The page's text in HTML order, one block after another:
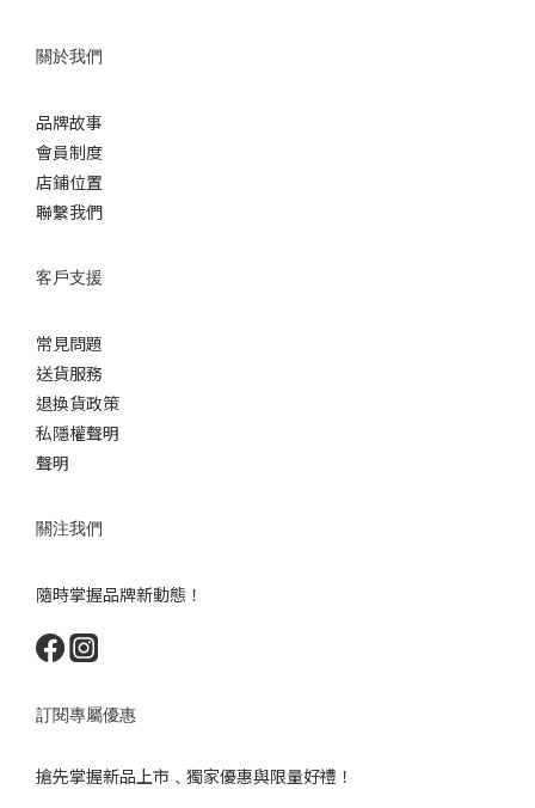
關於我們
品牌故事
會員制度
店鋪位置
聯繫我們
客戶支援
常見問題
送貨服務
退換貨政策
私隱權聲明
聲明
關注我們
隨時掌握品牌新動態！
訂閱專屬優惠
搶先掌握新品上市﹑獨家優惠與限量好禮！